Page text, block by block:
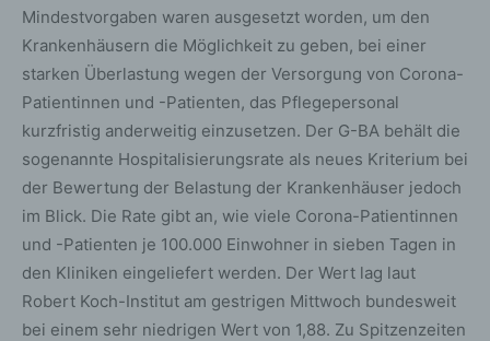
Mindestvorgaben waren ausgesetzt worden, um den
Krankenhäusern die Möglichkeit zu geben, bei einer
starken Überlastung wegen der Versorgung von Corona-
Patientinnen und -Patienten, das Pflegepersonal
kurzfristig anderweitig einzusetzen. Der G-BA behält die
sogenannte Hospitalisierungsrate als neues Kriterium bei
der Bewertung der Belastung der Krankenhäuser jedoch
im Blick. Die Rate gibt an, wie viele Corona-Patientinnen
und -Patienten je 100.000 Einwohner in sieben Tagen in
den Kliniken eingeliefert werden. Der Wert lag laut
Robert Koch-Institut am gestrigen Mittwoch bundesweit
bei einem sehr niedrigen Wert von 1,88. Zu Spitzenzeiten